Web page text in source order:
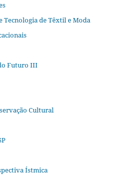
Tecnologia de Têxtil e Moda
Futuro III
Cultural
Ístmica